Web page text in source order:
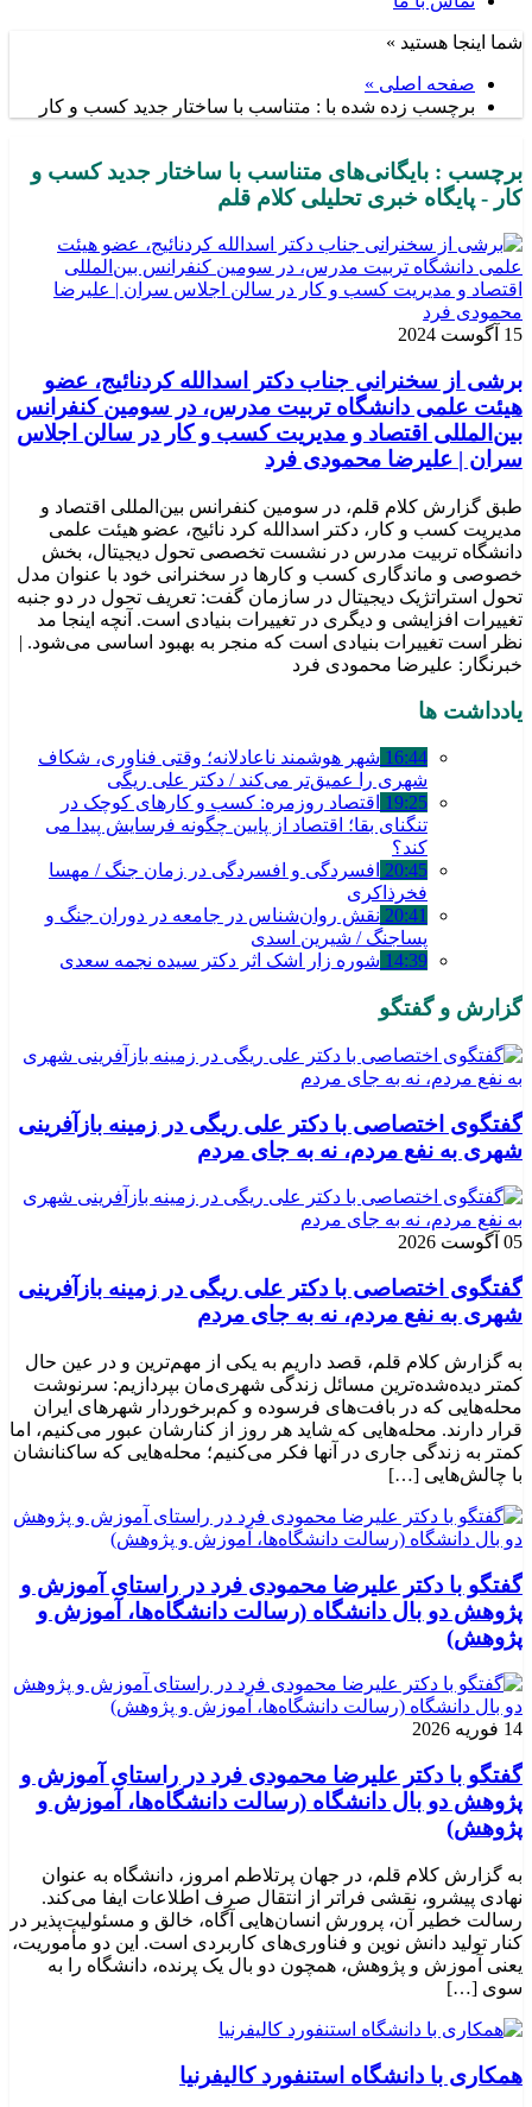
شما اینجا هستید »
صفحه اصلی »
برچسب زده شده با : متناسب با ساختار جدید کسب و کار
برچسب : بایگانی‌های متناسب با ساختار جدید کسب و
کار - پایگاه خبری تحلیلی کلام قلم
15 آگوست 2024
برشی از سخنرانی جناب دکتر اسدالله کردنائیج، عضو
هیئت علمی دانشگاه تربیت مدرس، در سومین کنفرانس
بین‌المللی اقتصاد و مدیریت کسب و کار در سالن اجلاس
سران | علیرضا محمودی فرد
طبق گزارش کلام قلم، در سومین کنفرانس بین‌المللی اقتصاد و
مدیریت کسب و کار، دکتر اسدالله کرد نائیج، عضو هیئت علمی
دانشگاه تربیت مدرس در نشست تخصصی تحول دیجیتال، بخش
خصوصی و ماندگاری کسب و کارها در سخنرانی خود با عنوان مدل
تحول استراتژیک دیجیتال در سازمان گفت: تعریف تحول در دو جنبه
تغییرات افزایشی و دیگری در تغییرات بنیادی است. آنچه اینجا مد
نظر است تغییرات بنیادی است که منجر به بهبود اساسی می‌شود. |
خبرنگار: علیرضا محمودی فرد
یادداشت ها
16:44 شهر هوشمند ناعادلانه؛ وقتی فناوری، شکاف
شهری را عمیق‌تر می‌کند / دکتر علی ریگی
19:25 اقتصاد روزمره: کسب‌ و کارهای کوچک در
تنگنای بقا؛ اقتصاد از پایین چگونه فرسایش پیدا می
کند؟
20:45 افسردگی و افسردگی در زمان جنگ / مهسا
فخرذاکری
20:41 نقش روان‌شناس در جامعه در دوران جنگ و
پساجنگ / شیرین اسدی
14:39 شوره زار اشک اثر دکتر سیده نجمه سعدی
گزارش و گفتگو
گفتگوی اختصاصی با دکتر علی ریگی در زمینه بازآفرینی
شهری به نفع مردم، نه به جای مردم
05 آگوست 2026
گفتگوی اختصاصی با دکتر علی ریگی در زمینه بازآفرینی
شهری به نفع مردم، نه به جای مردم
به گزارش کلام قلم، قصد داریم به یکی از مهم‌ترین و در عین حال
کمتر دیده‌شده‌ترین مسائل زندگی شهری‌مان بپردازیم: سرنوشت
محله‌هایی که در بافت‌های فرسوده و کم‌برخوردار شهرهای ایران
قرار دارند. محله‌هایی که شاید هر روز از کنارشان عبور می‌کنیم، اما
کمتر به زندگی جاری در آنها فکر می‌کنیم؛ محله‌هایی که ساکنانشان
با چالش‌هایی […]
گفتگو با دکتر علیرضا محمودی فرد در راستای آموزش و
پژوهش دو بال دانشگاه (رسالت دانشگاه‌ها، آموزش و
پژوهش)
14 فوریه 2026
گفتگو با دکتر علیرضا محمودی فرد در راستای آموزش و
پژوهش دو بال دانشگاه (رسالت دانشگاه‌ها، آموزش و
پژوهش)
به گزارش کلام قلم، در جهان پرتلاطم امروز، دانشگاه به عنوان
نهادی پیشرو، نقشی فراتر از انتقال صرف اطلاعات ایفا می‌کند.
رسالت خطیر آن، پرورش انسان‌هایی آگاه، خالق و مسئولیت‌پذیر در
کنار تولید دانش نوین و فناوری‌های کاربردی است. این دو مأموریت،
یعنی آموزش و پژوهش، همچون دو بال یک پرنده، دانشگاه را به
سوی […]
همکاری با دانشگاه استنفورد کالیفرنیا